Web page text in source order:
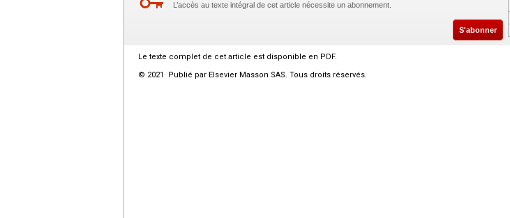
L’accès au texte intégral de cet article nécessite un abonnement.
S'abonner
Le texte complet de cet article est disponible en PDF.
© 2021 Publié par Elsevier Masson SAS. Tous droits réservés.